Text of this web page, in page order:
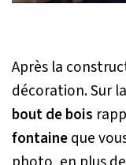
Après la
décoration. Sur
bout de bois
fontaineque